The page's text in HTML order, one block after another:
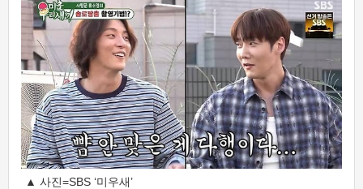
▲ 사진=SBS ‘미우새’